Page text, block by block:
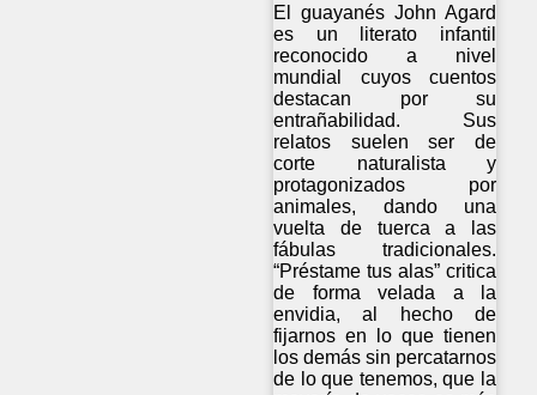
El guayanés John Agard
es un literato infantil
reconocido a nivel
mundial cuyos cuentos
destacan por su
entrañabilidad. Sus
relatos suelen ser de
corte naturalista y
protagonizados por
animales, dando una
vuelta de tuerca a las
fábulas tradicionales.
“Préstame tus alas” critica
de forma velada a la
envidia, al hecho de
fijarnos en lo que tienen
los demás sin percatarnos
de lo que tenemos, que la